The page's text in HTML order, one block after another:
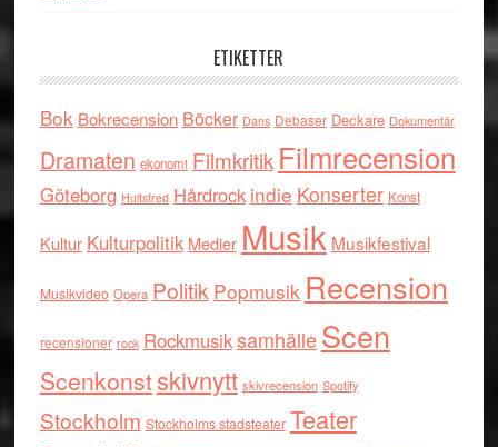
ETIKETTER
Bok Bokrecension Böcker Dans Debaser Deckare Dokumentär
Dramaten ekonomi Filmkritik Filmrecension
Göteborg Hultsfred Hårdrock indie Konserter Konst
Kultur Kulturpolitik Medier Musik Musikfestival
Musikvideo Opera Politik Popmusik Recension
recensioner rock RockmusiksamhälleScen
Scenkonstskivnytt skivrecension Spotify
Stockholm Stockholms stadsteater Teater